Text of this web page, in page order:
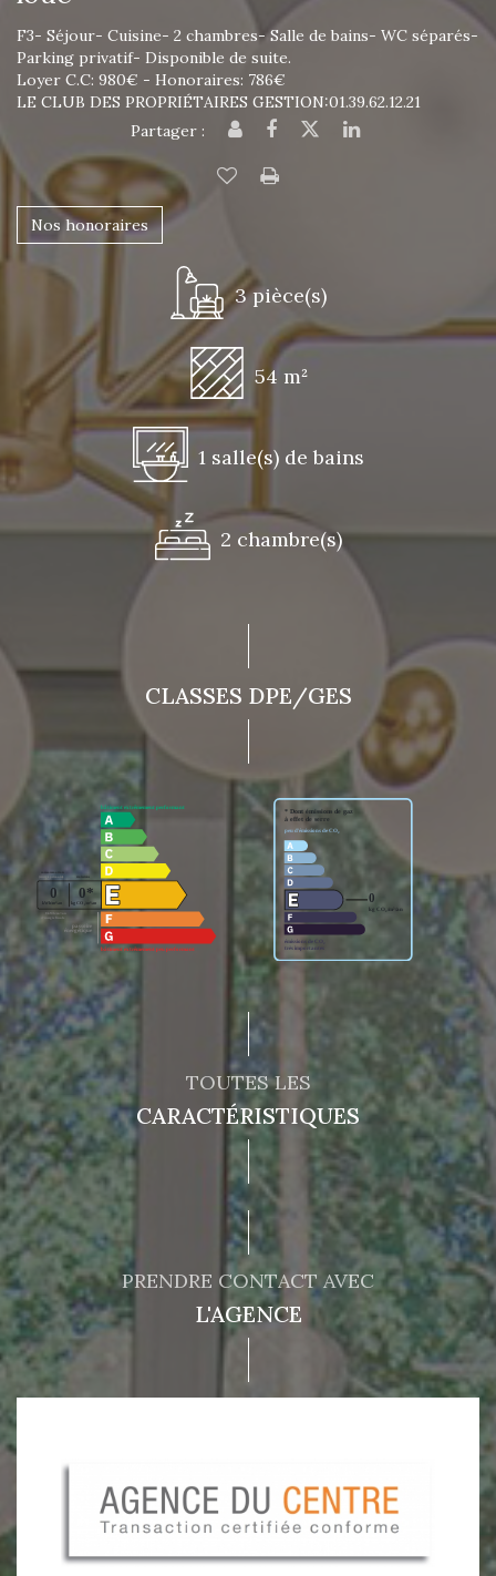
F3- Séjour- Cuisine- 2 chambres- Salle de bains- WC séparés-
Parking privatif- Disponible de suite.
Loyer C.C: 980€ - Honoraires: 786€
LE CLUB DES PROPRIÉTAIRES GESTION:01.39.62.12.21
Partager :
Nos honoraires
3 pièce(s)
54 m²
1 salle(s) de bains
2 chambre(s)
CLASSES DPE/GES
TOUTES LES
CARACTÉRISTIQUES
PRENDRE CONTACT AVEC
L'AGENCE